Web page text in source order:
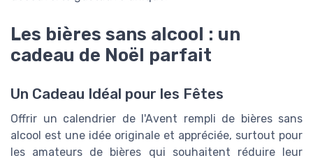
Les bières sans alcool : un
cadeau de Noël parfait
Un Cadeau Idéal pour les Fêtes
Offrir un calendrier de l'Avent rempli de bières sans
alcool est une idée originale et appréciée, surtout pour
les amateurs de bières qui souhaitent réduire leur